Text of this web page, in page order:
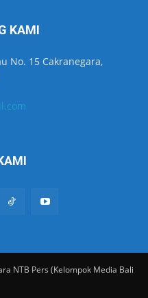
KAMI
No. 15 Cakranegara,
NTB Pers (Kelompok Media Bali